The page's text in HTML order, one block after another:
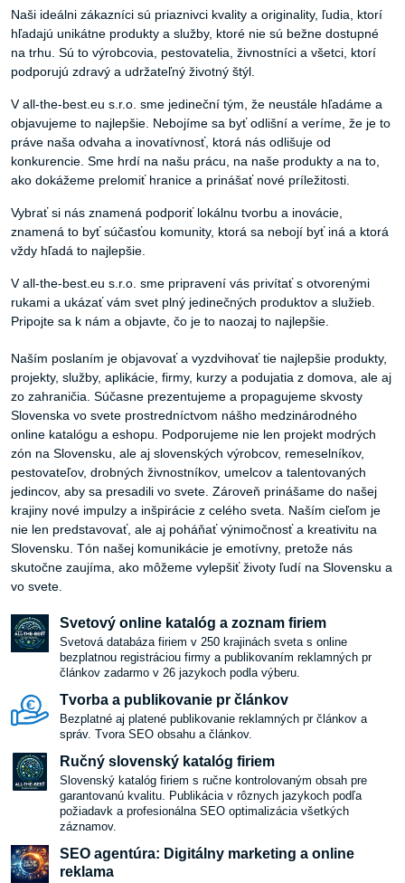
Naši ideálni zákazníci sú priaznivci kvality a originality, ľudia, ktorí
hľadajú unikátne produkty a služby, ktoré nie sú bežne dostupné
na trhu. Sú to výrobcovia, pestovatelia, živnostníci a všetci, ktorí
podporujú zdravý a udržateľný životný štýl.
V all-the-best.eu s.r.o. sme jedineční tým, že neustále hľadáme a
objavujeme to najlepšie. Nebojíme sa byť odlišní a veríme, že je to
práve naša odvaha a inovatívnosť, ktorá nás odlišuje od
konkurencie. Sme hrdí na našu prácu, na naše produkty a na to,
ako dokážeme prelomiť hranice a prinášať nové príležitosti.
Vybrať si nás znamená podporiť lokálnu tvorbu a inovácie,
znamená to byť súčasťou komunity, ktorá sa nebojí byť iná a ktorá
vždy hľadá to najlepšie.
V all-the-best.eu s.r.o. sme pripravení vás privítať s otvorenými
rukami a ukázať vám svet plný jedinečných produktov a služieb.
Pripojte sa k nám a objavte, čo je to naozaj to najlepšie.
Naším poslaním je objavovať a vyzdvihovať tie najlepšie produkty,
projekty, služby, aplikácie, firmy, kurzy a podujatia z domova, ale aj
zo zahraničia. Súčasne prezentujeme a propagujeme skvosty
Slovenska vo svete prostredníctvom nášho medzinárodného
online katalógu a eshopu. Podporujeme nie len projekt modrých
zón na Slovensku, ale aj slovenských výrobcov, remeselníkov,
pestovateľov, drobných živnostníkov, umelcov a talentovaných
jedincov, aby sa presadili vo svete. Zároveň prinášame do našej
krajiny nové impulzy a inšpirácie z celého sveta. Naším cieľom je
nie len predstavovať, ale aj poháňať výnimočnosť a kreativitu na
Slovensku. Tón našej komunikácie je emotívny, pretože nás
skutočne zaujíma, ako môžeme vylepšiť životy ľudí na Slovensku a
vo svete.
Svetový online katalóg a zoznam firiem
Svetová databáza firiem v 250 krajinách sveta s online
bezplatnou registráciou firmy a publikovaním reklamných pr
článkov zadarmo v 26 jazykoch podla výberu.
Tvorba a publikovanie pr článkov
Bezplatné aj platené publikovanie reklamných pr článkov a
správ. Tvora SEO obsahu a článkov.
Ručný slovenský katalóg firiem
Slovenský katalóg firiem s ručne kontrolovaným obsah pre
garantovanú kvalitu. Publikácia v rôznych jazykoch podľa
požiadavk a profesionálna SEO optimalizácia všetkých
záznamov.
SEO agentúra: Digitálny marketing a online
reklama